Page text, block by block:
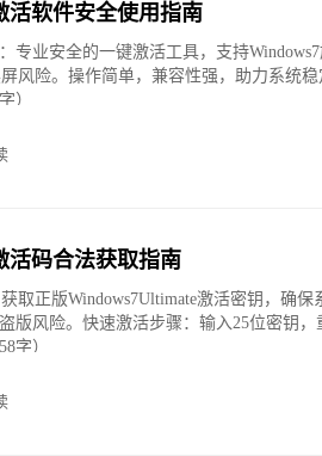
活软件安全使用指南
专业安全的一键激活工具，支持Windows7
风险。操作简单，兼容性强，助力系统
）
活码合法获取指南
取正版Windows7Ultimate激活密钥，确保
版风险。快速激活步骤：输入25位密钥，
字）